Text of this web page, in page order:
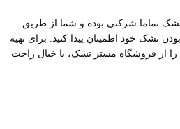
تماما شرکتی بوده و شما از طریق
تشک خود اطمینان پیدا کنید. برای تهیه
را از فروشگاه مستر تشک، با خیال راحت